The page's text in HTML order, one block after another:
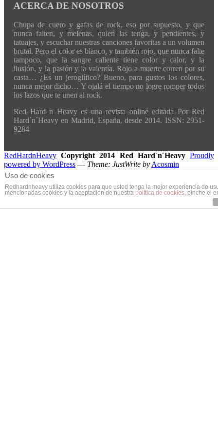
ACERCA DE NOSOTROS
Chupa de cuero y gafas de rock, eso por supuesto, y que
nunca falten, y melenas, quien las tenga, y pendientes, y
tatuajes, y escuchar nuestras canciones favoritas a un volumen
brutal. Pero el color es blanco, y también rojo, que nunca falte
tampoco, que la sangre caliente tiene color y calor, y la
ilusión, y la pasión y la valentía. Rojo a muerte corren por su
casta… ¿Es un jeroglífico? Bueno, para gustos los colores,
nunca mejor dicho… Y ojalá el tiempo no logre romper todos
los lazos que te unen al rock.
Red Hard n Heavy es una revista online editada Por Red
Hard´n´Heavy en Madrid, España, desde 2014. ISSN: 2951-
9284
RedHardnHeavy Copyright 2014 Red Hard´n´Heavy Proudly
powered by WordPress — Theme: JustWrite by Acosmin
Uso de cookies
Redhardnheavy utiliza cookies para que usted tenga la mejor experiencia de
mencionadas cookies y la aceptación de nuestra política de cookies , pinche el
Translate »